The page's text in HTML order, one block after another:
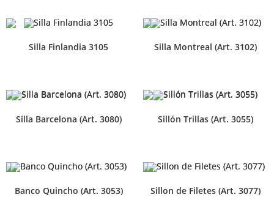
Silla Finlandia 3105 Silla Montreal (Art. 3102)
Silla Barcelona (Art. 3080) Sillón Trillas (Art. 3055)
Banco Quincho (Art. 3053) Sillon de Filetes (Art. 3077)